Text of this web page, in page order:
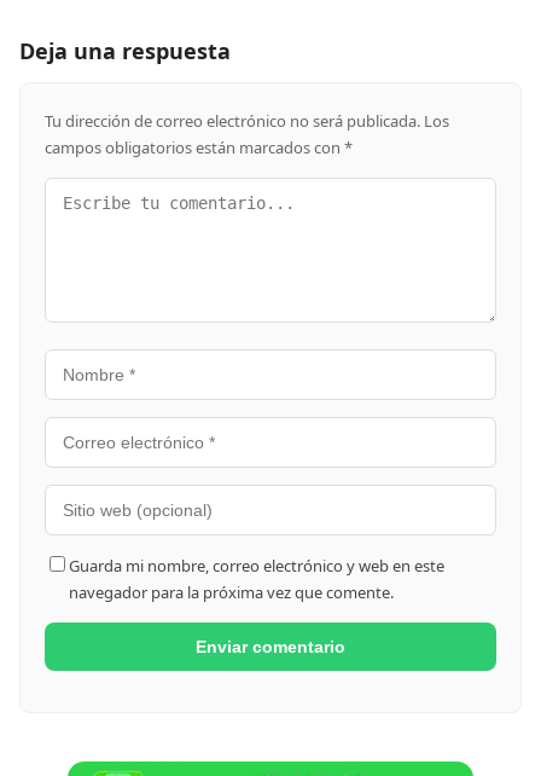
Deja una respuesta
Tu dirección de correo electrónico no será publicada. Los
campos obligatorios están marcados con *
Guarda mi nombre, correo electrónico y web en este
navegador para la próxima vez que comente.